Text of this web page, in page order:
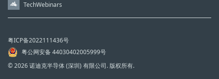
TechWebinars
粤ICP备2022111436号
粤公网安备 44030402005999号
© 2026 诺迪克半导体 (深圳) 有限公司. 版权所有.